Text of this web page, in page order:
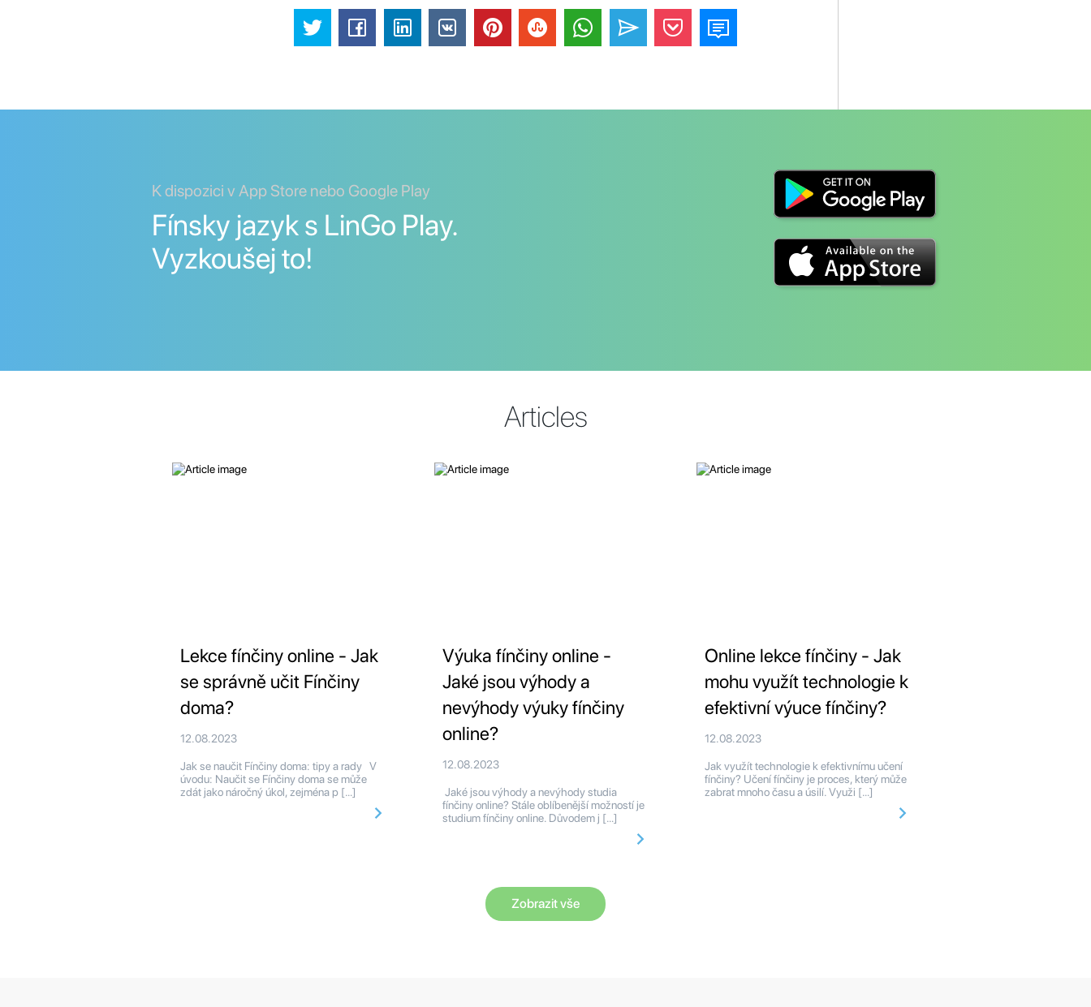
K dispozici v App Store nebo Google Play
Fínsky jazyk s LinGo Play.
Vyzkoušej to!
Articles
Lekce fínčiny online - Jak
se správně učit Fínčiny
doma?
12.08.2023
Jak se naučit Fínčiny doma: tipy a rady V
úvodu: Naučit se Fínčiny doma se může
zdát jako náročný úkol, zejména p […]
Výuka fínčiny online -
Jaké jsou výhody a
nevýhody výuky fínčiny
online?
12.08.2023
Jaké jsou výhody a nevýhody studia
fínčiny online? Stále oblíbenější možností je
studium fínčiny online. Důvodem j […]
Online lekce fínčiny - Jak
mohu využít technologie k
efektivní výuce fínčiny?
12.08.2023
Jak využít technologie k efektivnímu učení
fínčiny? Učení fínčiny je proces, který může
zabrat mnoho času a úsilí. Využi […]
Zobrazit vše